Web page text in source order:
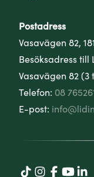
Postadress
Vasavägen 82,
Besöksadress
Vasavägen 82 (3
Telefon: 08
E-post: